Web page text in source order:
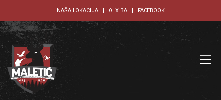
NAŠA LOKACIJA OLX.BA FACEBOOK